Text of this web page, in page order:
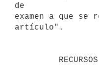
de
examen a que se
artículo".